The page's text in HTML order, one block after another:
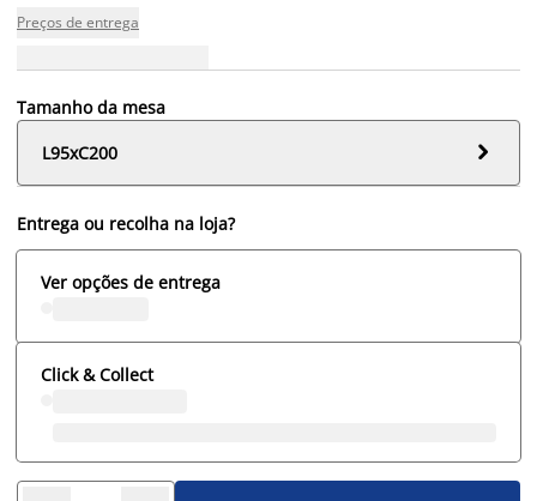
Preços de entrega
Tamanho da mesa
L95xC200

Entrega ou recolha na loja?
Ver opções de entrega
Click & Collect